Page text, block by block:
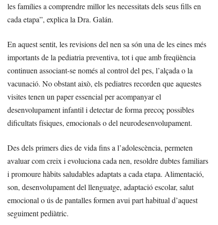
les famílies a comprendre millor les necessitats dels seus fills en
cada etapa”, explica la Dra. Galán.
En aquest sentit, les revisions del nen sa són una de les eines més
importants de la pediatria preventiva, tot i que amb freqüència
continuen associant-se només al control del pes, l’alçada o la
vacunació. No obstant això, els pediatres recorden que aquestes
visites tenen un paper essencial per acompanyar el
desenvolupament infantil i detectar de forma precoç possibles
dificultats físiques, emocionals o del neurodesenvolupament.
Des dels primers dies de vida fins a l’adolescència, permeten
avaluar com creix i evoluciona cada nen, resoldre dubtes familiars
i promoure hàbits saludables adaptats a cada etapa. Alimentació,
son, desenvolupament del llenguatge, adaptació escolar, salut
emocional o ús de pantalles formen avui part habitual d’aquest
seguiment pediàtric.